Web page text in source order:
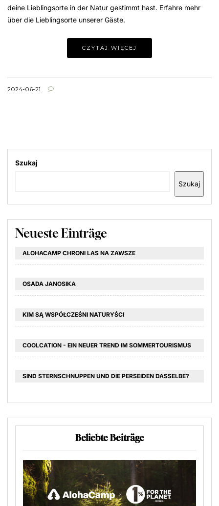
deine Lieblingsorte in der Natur gestimmt hast. Erfahre mehr
über die Lieblingsorte unserer Gäste.
CZYTAJ WIĘCEJ
2024-06-21
Szukaj
Szukaj
Neueste Einträge
ALOHACAMP CHRONI LAS NA ZAWSZE
OSADA JANOSIKA
KIM SĄ WSPÓŁCZEŚNI NATURYŚCI
COOLCATION - EIN NEUER TREND IM SOMMERTOURISMUS
SIND STERNSCHNUPPEN UND DIE PERSEIDEN DASSELBE?
Beliebte Beiträge